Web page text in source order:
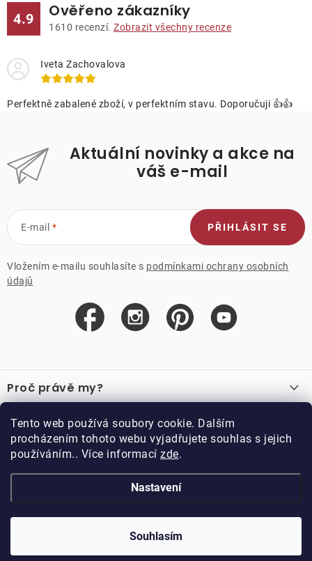
Tento web používá soubory cookie. Dalším
procházením tohoto webu vyjadřujete souhlas s jejich
používáním.. Více informací zde.
Nastavení
Souhlasím
4.9 Ověřeno zákazníky
1610 recenzí. Zobrazit všechny recenze
Iveta Zachovalova
Perfektně zabalené zboží, v perfektním stavu. Doporučuji 👍👍
Aktuální novinky a akce na
váš e-mail
E-mail
Vložením e-mailu souhlasíte s podmínkami ochrany osobních
údajů
PŘIHLÁSIT SE
á
p
a
Proč právě my?
Recenze
Důležité odkazy
Velkoobchod
Vzorková prodejna
Kariéra
Blog
O nákupu
Obchodní podmínky
Podmínky věrnostního programu
Kolekce
Doppler CZ spol. s.r.o.,
Trhové Sviny
DOPPLER CZ spol. s r.o.. Všechna práva vyhrazena.